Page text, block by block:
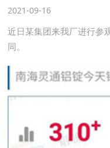
2021-09-16
近日某集团来我厂进行参
同。